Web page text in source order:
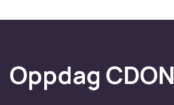
Oppdag CDON